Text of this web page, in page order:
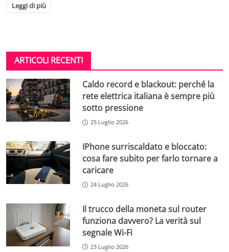
Leggi di più
ARTICOLI RECENTI
Caldo record e blackout: perché la
rete elettrica italiana è sempre più
sotto pressione
25 Luglio 2026
IPhone surriscaldato e bloccato:
cosa fare subito per farlo tornare a
caricare
24 Luglio 2026
Il trucco della moneta sul router
funziona davvero? La verità sul
segnale Wi-Fi
23 Luglio 2026